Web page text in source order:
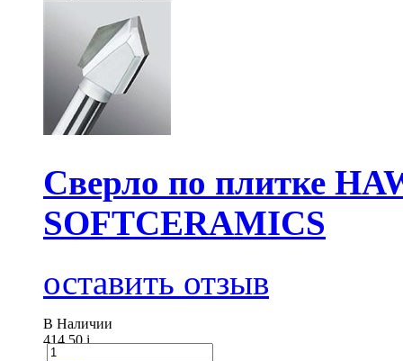
Сверло по плитке
SOFTCERAMICS
оставить отзыв
В Наличии
414.50i